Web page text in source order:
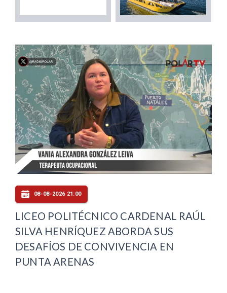
08-08-2026 21:00
LICEO POLITÉCNICO CARDENAL RAÚL
SILVA HENRÍQUEZ ABORDA SUS
DESAFÍOS DE CONVIVENCIA EN
PUNTA ARENAS